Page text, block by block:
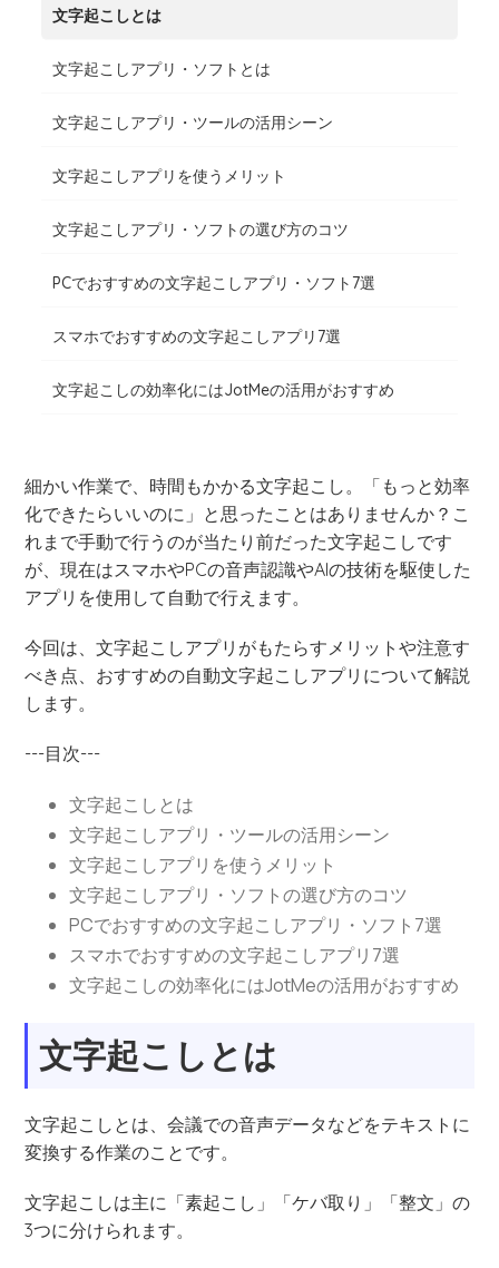
文字起こしとは
文字起こしアプリ・ソフトとは
文字起こしアプリ・ツールの活用シーン
文字起こしアプリを使うメリット
文字起こしアプリ・ソフトの選び方のコツ
PCでおすすめの文字起こしアプリ・ソフト7選
スマホでおすすめの文字起こしアプリ7選
文字起こしの効率化にはJotMeの活用がおすすめ
細かい作業で、時間もかかる文字起こし。「もっと効率
化できたらいいのに」と思ったことはありませんか？こ
れまで手動で行うのが当たり前だった文字起こしです
が、現在はスマホやPCの音声認識やAIの技術を駆使した
アプリを使用して自動で行えます。
今回は、文字起こしアプリがもたらすメリットや注意す
べき点、おすすめの自動文字起こしアプリについて解説
します。
---目次---
文字起こしとは
文字起こしアプリ・ツールの活用シーン
文字起こしアプリを使うメリット
文字起こしアプリ・ソフトの選び方のコツ
PCでおすすめの文字起こしアプリ・ソフト7選
スマホでおすすめの文字起こしアプリ7選
文字起こしの効率化にはJotMeの活用がおすすめ
文字起こしとは
文字起こしとは、会議での音声データなどをテキストに
変換する作業のことです。
文字起こしは主に「素起こし」「ケバ取り」「整文」の
3つに分けられます。